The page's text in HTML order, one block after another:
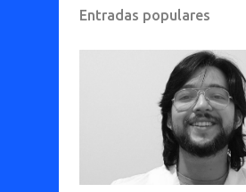
Entradas populares